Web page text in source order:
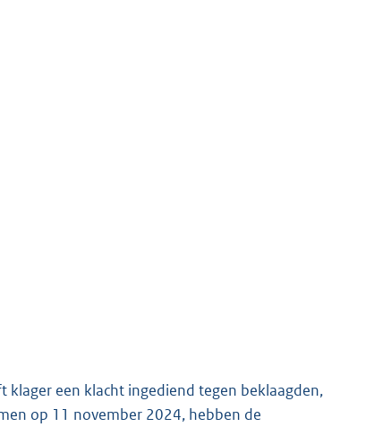
een klacht ingediend tegen beklaagden,
op 11 november 2024, hebben de